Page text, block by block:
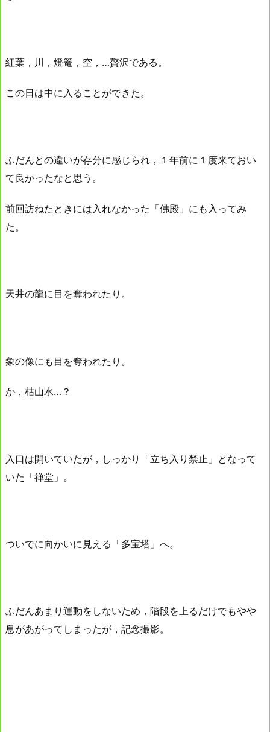
紅葉，川，燈篭，空，…贅沢である。
この日は中に入ることができた。
ふだんとの違いが存分に感じられ，１年前に１度来ておい
て良かったなと思う。
前回訪ねたときには入れなかった「佛殿」にも入ってみ
た。
天井の龍に目を奪われたり。
象の像にも目を奪われたり。
か，枯山水…？
入口は開いていたが，しっかり「立ち入り禁止」となって
いた「禅堂」。
ついでに向かいに見える「多宝塔」へ。
ふだんあまり運動をしないため，階段を上るだけでもやや
息があがってしまったが，記念撮影。